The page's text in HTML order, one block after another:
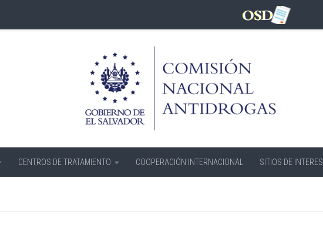
CENTROS DE TRATAMIENTO COOPERACIÓN INTERNACIONAL SITIOS DE INTERES